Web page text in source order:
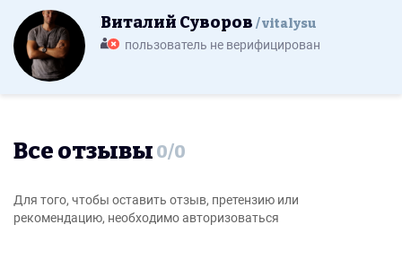
Виталий Суворов vitalysu
пользователь не верифицирован
Все отзывы 0/0
Для того, чтобы оставить отзыв, претензию или
рекомендацию, необходимо авторизоваться